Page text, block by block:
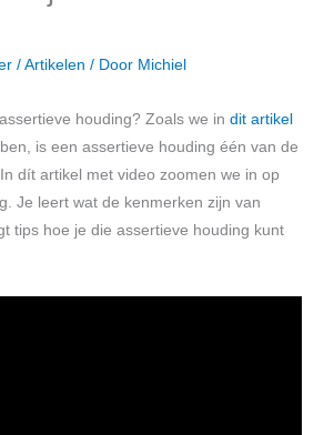
/ Artikelen / Door Michiel
houding? Zoals we in dit artikel
is een assertieve houding één van de
dít artikel met video zoomen we in op
Je leert wat de kenmerken zijn van
tips hoe je die assertieve houding kunt